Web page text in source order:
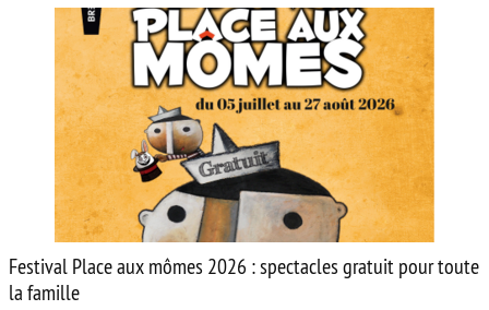
Festival Place aux mômes 2026 : spectacles gratuit pour toute
la famille